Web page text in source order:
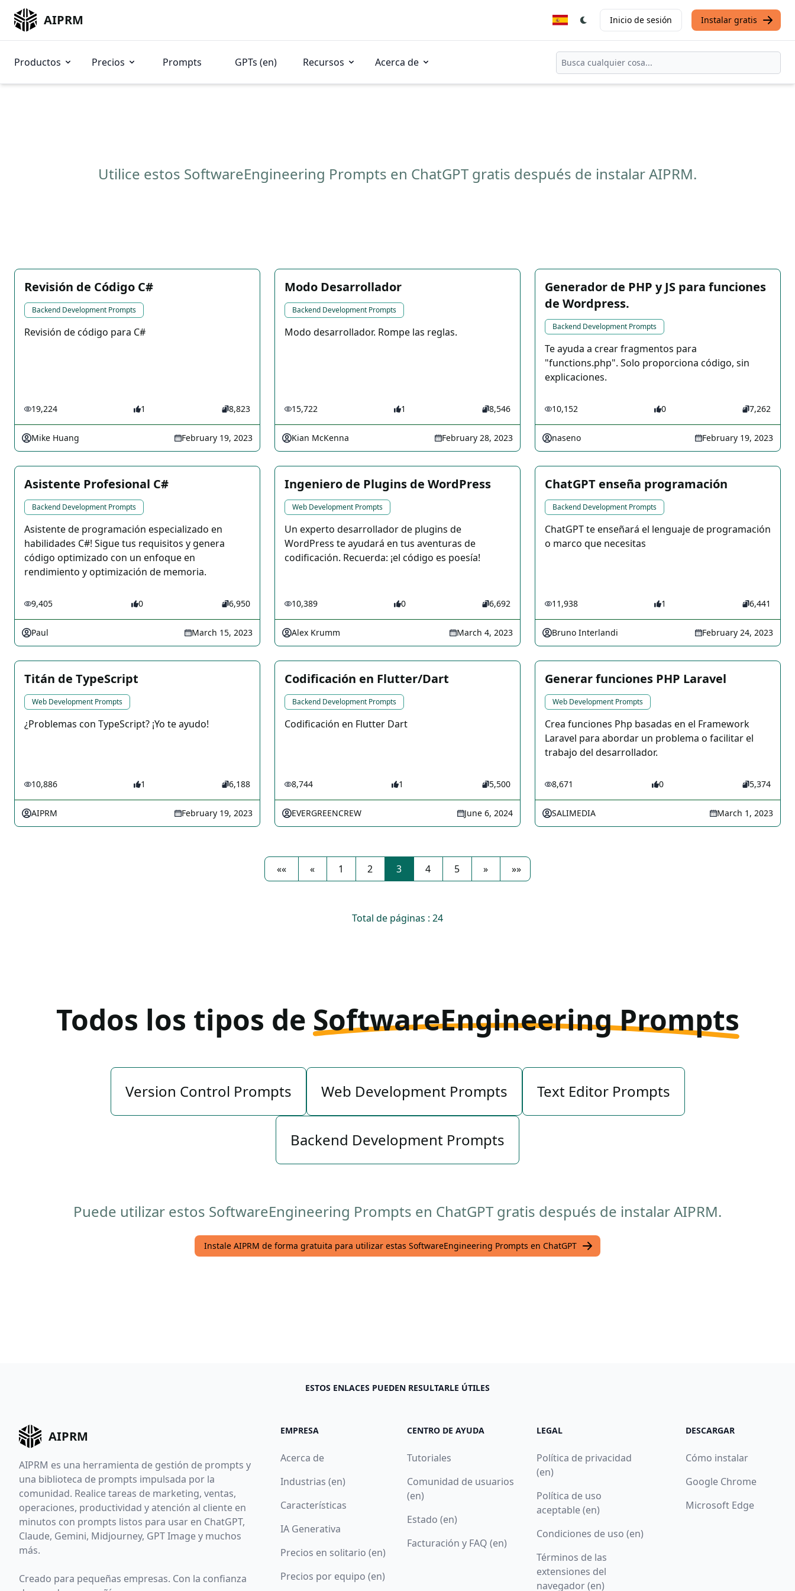
AIPRM Inicio de sesión Instalar gratis
Productos Precios Prompts GPTs (en) Recursos Acerca de
Utilice estos SoftwareEngineering Prompts en ChatGPT gratis después de instalar AIPRM.
Revisión de Código C#
Backend Development Prompts
Revisión de código para C#
19,224 1 8,823
Mike Huang February 19, 2023
Modo Desarrollador
Backend Development Prompts
Modo desarrollador. Rompe las reglas.
15,722 1 8,546
Kian McKenna February 28, 2023
Generador de PHP y JS para funciones
de Wordpress.
Backend Development Prompts
Te ayuda a crear fragmentos para
"functions.php". Solo proporciona código, sin
explicaciones.
10,152 0 7,262
naseno February 19, 2023
Asistente Profesional C#
Backend Development Prompts
Asistente de programación especializado en
habilidades C#! Sigue tus requisitos y genera
código optimizado con un enfoque en
rendimiento y optimización de memoria.
9,405 0 6,950
Paul March 15, 2023
Ingeniero de Plugins de WordPress
Web Development Prompts
Un experto desarrollador de plugins de
WordPress te ayudará en tus aventuras de
codificación. Recuerda: ¡el código es poesía!
10,389 0 6,692
Alex Krumm March 4, 2023
ChatGPT enseña programación
Backend Development Prompts
ChatGPT te enseñará el lenguaje de programación
o marco que necesitas
11,938 1 6,441
Bruno Interlandi February 24, 2023
Titán de TypeScript
Web Development Prompts
¿Problemas con TypeScript? ¡Yo te ayudo!
10,886 1 6,188
AIPRM February 19, 2023
Codificación en Flutter/Dart
Backend Development Prompts
Codificación en Flutter Dart
8,744 1 5,500
EVERGREENCREW June 6, 2024
Generar funciones PHP Laravel
Web Development Prompts
Crea funciones Php basadas en el Framework
Laravel para abordar un problema o facilitar el
trabajo del desarrollador.
8,671 0 5,374
SALIMEDIA March 1, 2023
«« « 1 2 3 4 5 » »»
Total de páginas : 24
Todos los tipos de SoftwareEngineering Prompts
Version Control Prompts Web Development Prompts Text Editor Prompts
Backend Development Prompts
Puede utilizar estos SoftwareEngineering Prompts en ChatGPT gratis después de instalar AIPRM.
Instale AIPRM de forma gratuita para utilizar estas SoftwareEngineering Prompts en ChatGPT
ESTOS ENLACES PUEDEN RESULTARLE ÚTILES
AIPRM
AIPRM es una herramienta de gestión de prompts y
una biblioteca de prompts impulsada por la
comunidad. Realice tareas de marketing, ventas,
operaciones, productividad y atención al cliente en
minutos con prompts listos para usar en ChatGPT,
Claude, Gemini, Midjourney, GPT Image y muchos
más.
Creado para pequeñas empresas. Con la confianza
EMPRESA
Acerca de
Industrias (en)
Características
IA Generativa
Precios en solitario (en)
Precios por equipo (en)
CENTRO DE AYUDA
Tutoriales
Comunidad de usuarios
(en)
Estado (en)
Facturación y FAQ (en)
LEGAL
Política de privacidad
(en)
Política de uso
aceptable (en)
Condiciones de uso (en)
Términos de las
extensiones del
navegador (en)
DESCARGAR
Cómo instalar
Google Chrome
Microsoft Edge